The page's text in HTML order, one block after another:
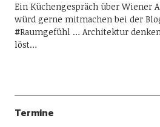
Ein Küchengespräch über Wiener
würd gerne mitmachen bei der
#Raumgefühl … Architektur
löst…
Termine